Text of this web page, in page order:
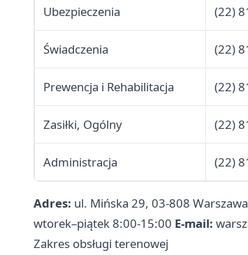
Ubezpieczenia (22)
Świadczenia (22)
Prewencja i Rehabilitacja (22)
Zasiłki, Ogólny (22)
Administracja (22)
Adres: ul. Mińska 29, 03-808 Warszawa
wtorek–piątek 8:00-15:00 E-mail:
Zakres obsługi terenowej